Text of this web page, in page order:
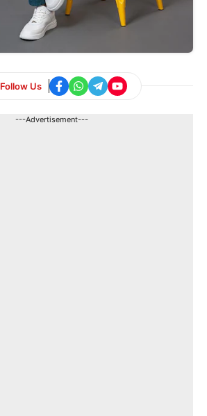
Follow Us
---Advertisement---